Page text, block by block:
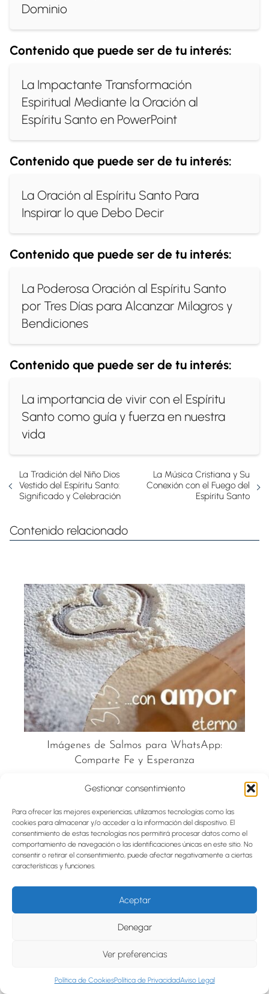
Gestionar consentimiento
Para ofrecer las mejores experiencias, utilizamos tecnologías como las
cookies para almacenar y/o acceder a la información del dispositivo. El
consentimiento de estas tecnologías nos permitirá procesar datos como el
comportamiento de navegación o las identificaciones únicas en este sitio. No
consentir o retirar el consentimiento, puede afectar negativamente a ciertas
características y funciones.
Aceptar
Denegar
Ver preferencias
Política de CookiesPolítica de PrivacidadAviso Legal
Dominio
Contenido que puede ser de tu interés:
La Impactante Transformación
Espiritual Mediante la Oración al
Espíritu Santo en PowerPoint
Contenido que puede ser de tu interés:
La Oración al Espíritu Santo Para
Inspirar lo que Debo Decir
Contenido que puede ser de tu interés:
La Poderosa Oración al Espíritu Santo
por Tres Días para Alcanzar Milagros y
Bendiciones
Contenido que puede ser de tu interés:
La importancia de vivir con el Espíritu
Santo como guía y fuerza en nuestra
vida
La Tradición del Niño Dios
Vestido del Espíritu Santo:
Significado y Celebración
La Música Cristiana y Su
Conexión con el Fuego del
Espíritu Santo
Contenido relacionado
Imágenes de Salmos para WhatsApp:
Comparte Fe y Esperanza
Descubre la Biblia Verso por Verso: Salmos
en PDF